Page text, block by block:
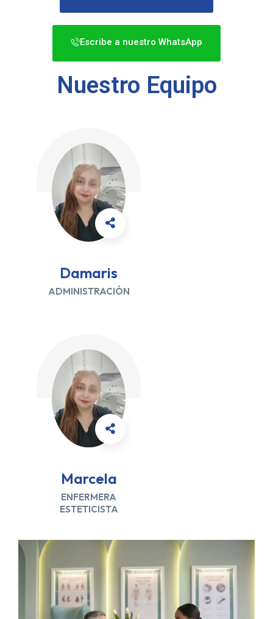
Escribe a nuestro WhatsApp
Nuestro Equipo
Damaris
ADMINISTRACIÓN
Marcela
ENFERMERA
ESTETICISTA